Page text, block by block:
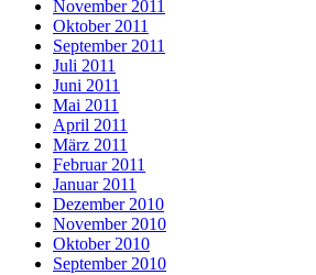
November 2011
Oktober 2011
September 2011
Juli 2011
Juni 2011
Mai 2011
April 2011
März 2011
Februar 2011
Januar 2011
Dezember 2010
November 2010
Oktober 2010
September 2010